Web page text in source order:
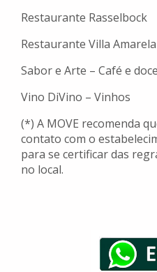
Restaurante Rasselbock
Restaurante Villa Amarela
Sabor e Arte – Café e
Vino DiVino – Vinhos
(*) A MOVE recomenda
contato com o
para se certificar das
no local.